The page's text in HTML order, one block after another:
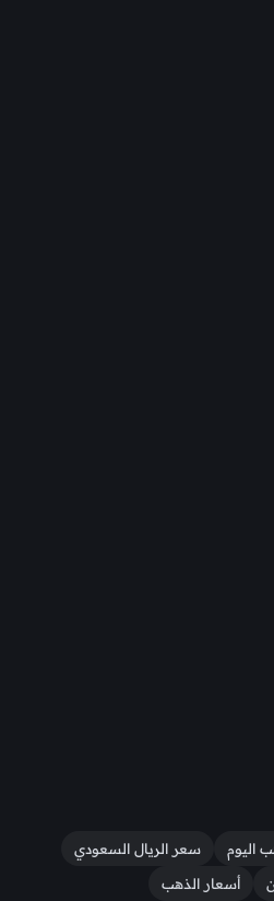
اليوم
سعر الريال السعودي
أسعار الذهب